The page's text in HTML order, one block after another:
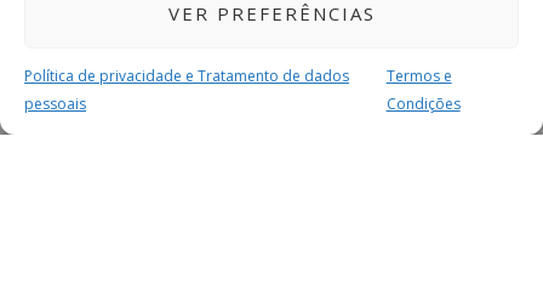
VER PREFERÊNCIAS
Política de privacidade e Tratamento de dados
pessoais
Termos e
Condições